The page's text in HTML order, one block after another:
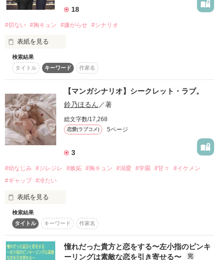
こちらは、マンガシナリオになります。
※未完でのエントリーのため、
ストーリーは途中までとなっています。
コンテストが終わったら、
小説として更新するかもしれません❀*
僕と、彼女のストーリー。
それが『純愛』と呼べるのか。
もしかしたら、これはただのよくある恋の話なのかもしれない
けど。
でも僕には、何よりも心を打つストーリーなのだ。
恋とはもしかしたら、そういうものなのかもしれない。
作品を読む
いきなり下の名前で呼んできて。
「もっと凛ちゃんのこと知りたいな」
――それもそのはず。
なんと彼は、『彼女が３人いる』
と噂される超プレイボーイだった…！
恋を知らない生真面目ガリ勉ガール
(Rin Gondawara)
×
『プレイボーイ』と噂の転校生
18
#切ない #胸キュン #嫌がらせ #シナリオ
表紙を見る
こちらはマンガシナリオになります。
「第9回noicomiマンガシナリオ大賞」にエントリーしていま
す。
神崎蓮は大手商社「神崎グループ」の若き専務。冷静沈着で完
璧主義だが、過去の恋愛で裏切られた経験から心の壁を作って
いる。一方、横井美優は苦学する大学生。正義感が強く、将来
は国際機関で働くことを夢見ている。
ある雨の日、美優がアルバイト先のカフェでクレーマーに困っ
ているところを蓮が助ける。後日、美優は蓮の落とした名刺入
格差があることを痛感する。
にインターンシップを提案。美優は一度は断るものの、蓮の誠
実さに惹かれ徐々に心を開いていく。やがて二人は惹かれ合
い、恋人同士となる。
しかし、蓮の元婚約者である宮下麻里子の登場により、二人の
関係に暗雲が立ち込める。麻里子は様々な策略で美優を苦し
め、ついには二人の間に決定的な誤解を生んでしまう。傷つい
検索結果
タイトル
キーワード 作家名
【マンガシナリオ】シークレット・ラブ。
鈴乃ほるん／著
総文字数/17,268
恋愛(ラブコメ) 5ページ
3
#幼なじみ #ジレジレ #嫉妬 #胸キュン #溺愛 #学園 #甘々
#イケメン
#ギャップ #冷たい
表紙を見る
《登場人物紹介》
小鳥遊 琴夏(たかなし こなつ)
高校二年生のヒロイン。
検索結果
タイトル
キーワード 作家名
憧れだった貴方と恋をする〜左小指のピンキ
ーリングは素敵な恋を引き寄せる〜
完